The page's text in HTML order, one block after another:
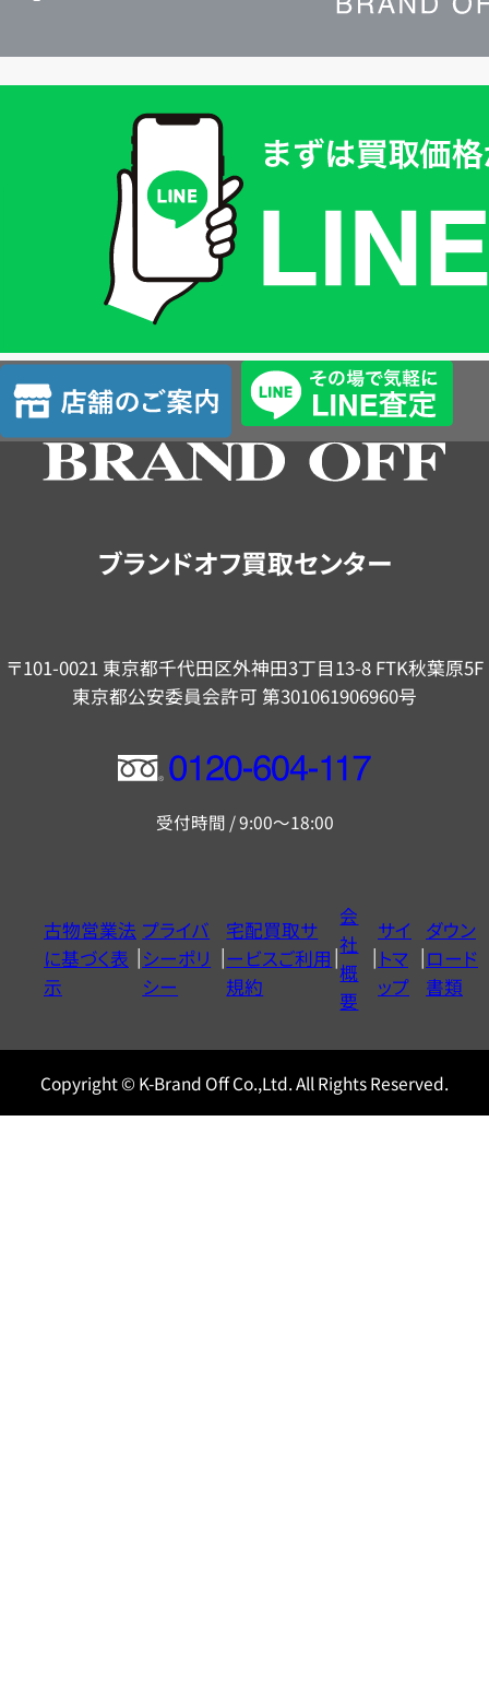
査
定
店
舗
の
ブランドオフ買取センター
〒101-0021 東京都千代田区外神田3丁目13-8 FTK秋葉原5F
東京都公安委員会許可 第301061906960号
フ
ー
ヤ
ル
0120604117
受付時間 / 9:00～18:00
古物営業法
に基づく表
示
プライバ
シーポリ
シー
宅配買取サ
ービスご利用
規約
会
社
概
要
サイ
トマ
ップ
ダウン
ロード
書類
Copyright © K-Brand Off Co.,Ltd. All Rights Reserved.